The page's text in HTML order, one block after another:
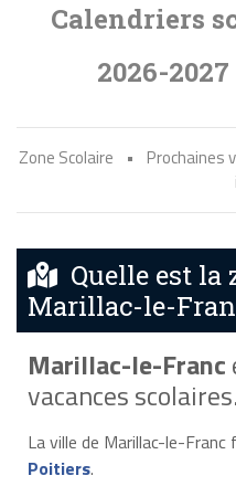
Calendriers
2026-
Zone Scolaire • Prochaines
Quelle est la
Marillac-le-
Marillac-le-Franc
vacances scolaires.
La ville de Marillac-le-
Poitiers.